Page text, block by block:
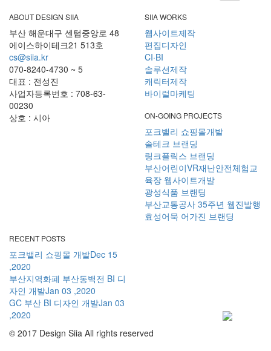
보
ABOUT DESIGN SIIA
부산 해운대구 센텀중앙로 48
에이스하이테크21 513호
cs@siia.kr
070-8240-4730 ~ 5
대표 : 전성진
사업자등록번호 : 708-63-
00230
상호 : 시아
SIIA WORKS
웹사이트제작
편집디자인
CI·BI
솔루션제작
캐릭터제작
바이럴마케팅
ON-GOING PROJECTS
포크밸리 쇼핑몰개발
솔테크 브랜딩
링크플릭스 브랜딩
부산어린이VR재난안전체험교
육장 웹사이트개발
광성식품 브랜딩
부산교통공사 35주년 웹진발행
효성어묵 어가진 브랜딩
RECENT POSTS
포크밸리 쇼핑몰 개발Dec 15
,2020
부산지역화폐 부산동백전 BI 디
자인 개발Jan 03 ,2020
GC 부산 BI 디자인 개발Jan 03
,2020
© 2017 Design Siia All rights reserved